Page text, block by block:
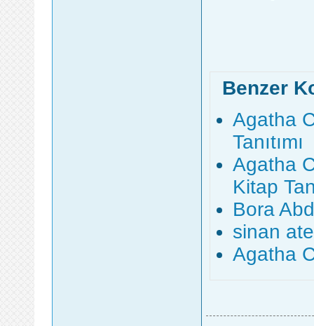
Benzer
Agatha
Tanıtımı
Agatha
Kitap
Bora
sinan
Agatha